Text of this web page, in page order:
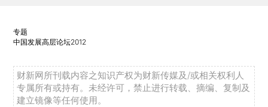
专题
中国发展高层论坛2012
财新网所刊载内容之知识产权为财新传媒及/或相关权利人
专属所有或持有。未经许可，禁止进行转载、摘编、复制及
建立镜像等任何使用。